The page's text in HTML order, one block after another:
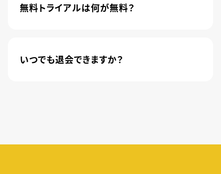
されました。
無料トライアルは何が無料？
いつでも退会できますか？